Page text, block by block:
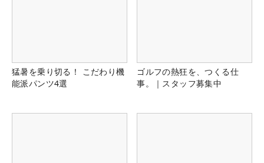
猛暑を乗り切る！ こだわり機
能派パンツ4選
ゴルフの熱狂を、つくる仕
事。｜スタッフ募集中